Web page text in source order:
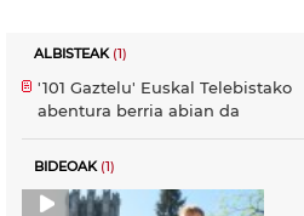
ALBISTEAK (1)
'101 Gaztelu' Euskal Telebistako
abentura berria abian da
BIDEOAK (1)